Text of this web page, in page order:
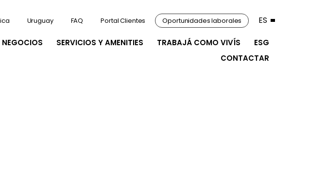
NEGOCIOS SERVICIOS Y AMENITIES TRABAJÁ COMO VIVÍS
ESG
CONTACTAR
Uruguay FAQ Portal Clientes Oportunidades laborales ES